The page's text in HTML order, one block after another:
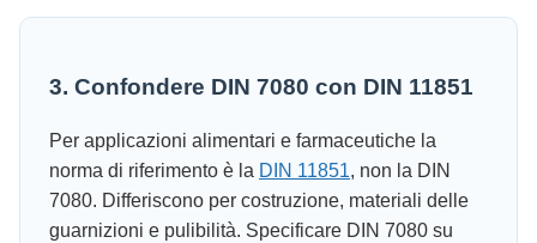
3. Confondere DIN 7080 con DIN 11851
Per applicazioni alimentari e farmaceutiche la
norma di riferimento è la DIN 11851, non la DIN
7080. Differiscono per costruzione, materiali delle
guarnizioni e pulibilità. Specificare DIN 7080 su